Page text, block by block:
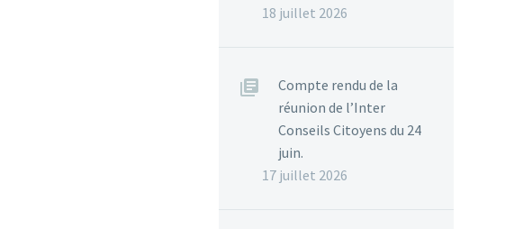
18 juillet 2026
Compte rendu de la
réunion de l’Inter
Conseils Citoyens du 24
juin.
17 juillet 2026